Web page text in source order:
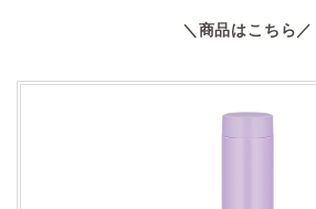
＼商品はこちら／